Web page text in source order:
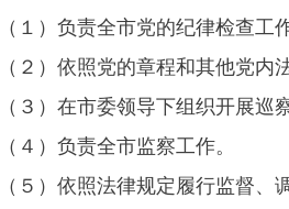
（１）负责全市党的纪律检查工作
（２）依照党的章程和其他党内
（３）在市委领导下组织开展巡
（４）负责全市监察工作。
（５）依照法律规定履行监督、